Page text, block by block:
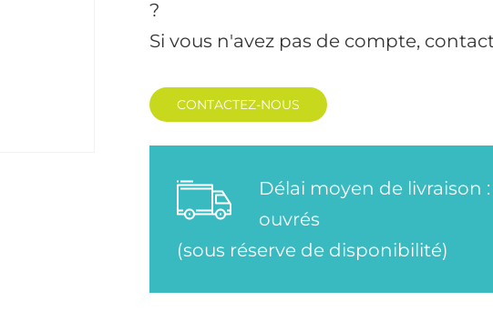
?
Si vous n'avez pas de compte,
CONTACTEZ-NOUS
Délai moyen de livraison
ouvrés
(sous réserve de disponibilité)